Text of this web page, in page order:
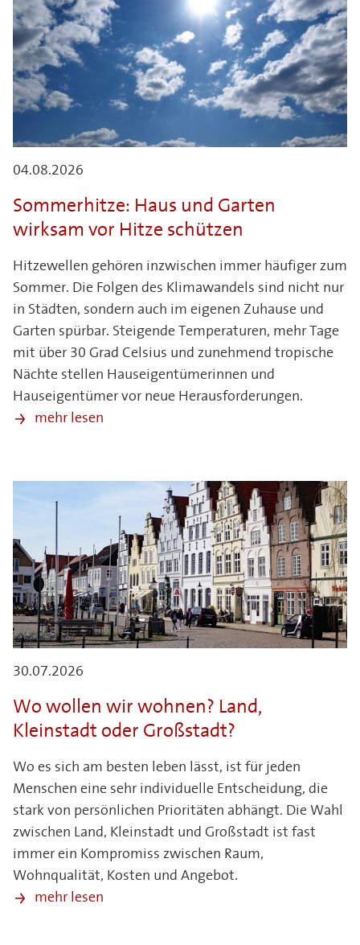
04.08.2026
Sommerhitze: Haus und Garten
wirksam vor Hitze schützen
Hitzewellen gehören inzwischen immer häufiger zum
Sommer. Die Folgen des Klimawandels sind nicht nur
in Städten, sondern auch im eigenen Zuhause und
Garten spürbar. Steigende Temperaturen, mehr Tage
mit über 30 Grad Celsius und zunehmend tropische
Nächte stellen Hauseigentümerinnen und
Hauseigentümer vor neue Herausforderungen.
mehr lesen
30.07.2026
Wo wollen wir wohnen? Land,
Kleinstadt oder Großstadt?
Wo es sich am besten leben lässt, ist für jeden
Menschen eine sehr individuelle Entscheidung, die
stark von persönlichen Prioritäten abhängt. Die Wahl
zwischen Land, Kleinstadt und Großstadt ist fast
immer ein Kompromiss zwischen Raum,
Wohnqualität, Kosten und Angebot.
mehr lesen